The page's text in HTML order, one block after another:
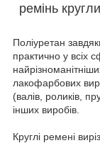
ремінь
Поліуретан
практично у всіх
лакофарбових
(валів, роликів,
інших виробів.
Круглі ремені